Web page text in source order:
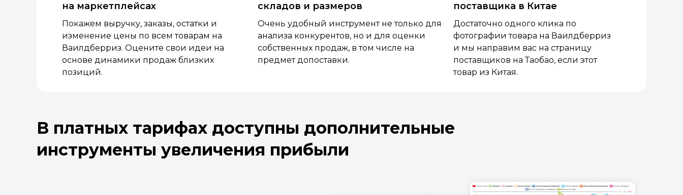
на маркетплейсах
Покажем выручку, заказы, остатки и
изменение цены по всем товарам на
Ваилдберриз. Оцените свои идеи на
основе динамики продаж близких
позиций.
складов и размеров
Очень удобный инструмент не только для
анализа конкурентов, но и для оценки
собственных продаж, в том числе на
предмет допоставки.
поставщика в Китае
Достаточно одного клика по
фотографии товара на Ваилдберриз
и мы направим вас на страницу
поставщиков на Таобао, если этот
товар из Китая.
В платных тарифах доступны дополнительные
инструменты увеличения прибыли